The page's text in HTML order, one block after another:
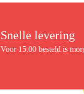
Snelle levering
Voor 15.00 besteld is